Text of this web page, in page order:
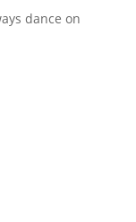
dance on